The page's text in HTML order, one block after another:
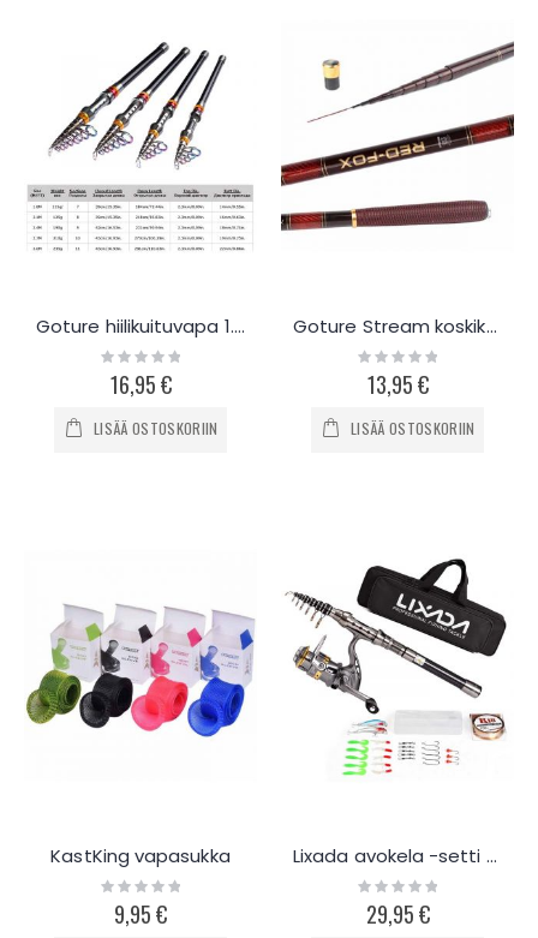
Goture hiilikuituvapa 1.8-3.0m
Rating:
0%
16,95 €
LISÄÄ OSTOSKORIIN
Goture Stream koskikalastus vapa 3.0 - 7.2m
Rating:
0%
13,95 €
LISÄÄ OSTOSKORIIN
KastKing vapasukka
Rating:
0%9,95 €
Lixada avokela -setti 1.5-2.4m
Rating:
0%
29,95 €